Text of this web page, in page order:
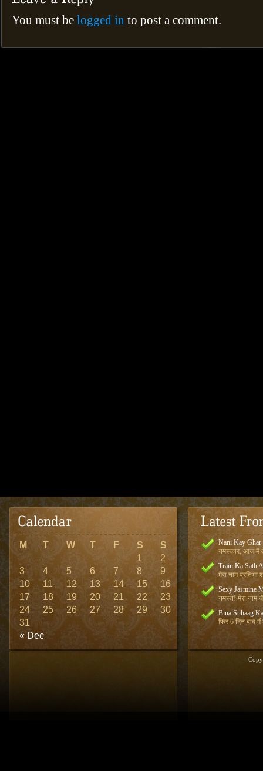
You must be logged in to post a comment.
M T W T F S S
« Dec
1
2
3
4 5 6 7 8
9
10
11 12 13 14 15
16
17
18 19 20 21 22
23
24
25 26 27 28 29
30
31
Nani Kay Ghar
नमस्कार, आज मैं
Train Ka Sath
मेरा नाम प्रतिभा
Sexy Jasmine
नमस्ते! मेरा नाम
Bina Suhaag
फिर 6 दिन बाद